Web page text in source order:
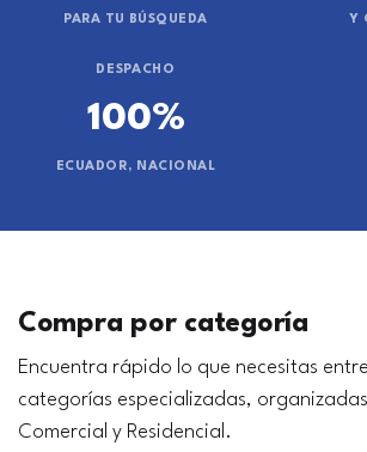
PARA TU BÚSQUEDA Y
DESPACHO
100%
ECUADOR, NACIONAL
Compra por categoría
Encuentra rápido lo que necesitas
categorías especializadas,
Comercial y Residencial.